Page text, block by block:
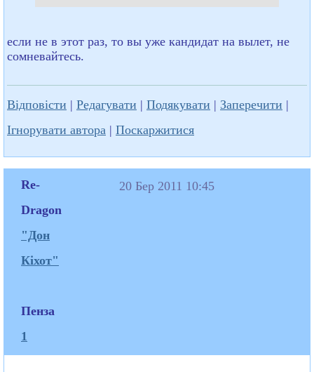
если не в этот раз, то вы уже кандидат на вылет, не
сомневайтесь.
Відповісти | Редагувати | Подякувати | Заперечити |
Ігнорувати автора | Поскаржитися
Re-
Dragon
"Дон
Кіхот"
Пенза
1
20 Бер 2011 10:45